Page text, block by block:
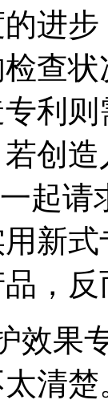
进
查
利
创
起请
新
，
效果
清